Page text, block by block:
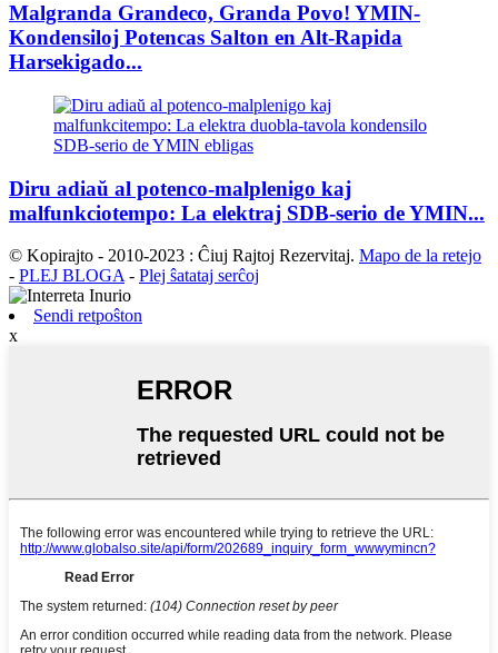
Malgranda Grandeco, Granda Povo! YMIN-
Kondensiloj Potencas Salton en Alt-Rapida
Harsekigado...
Diru adiaŭ al potenco-malplenigo kaj
malfunkciotempo: La elektraj SDB-serio de YMIN...
© Kopirajto - 2010-2023 : Ĉiuj Rajtoj Rezervitaj. Mapo de la retejo
- PLEJ BLOGA- Plej ŝatataj serĉoj
Sendi retpoŝton
x